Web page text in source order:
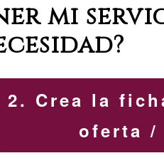
mi
2. Crea la
oferta /